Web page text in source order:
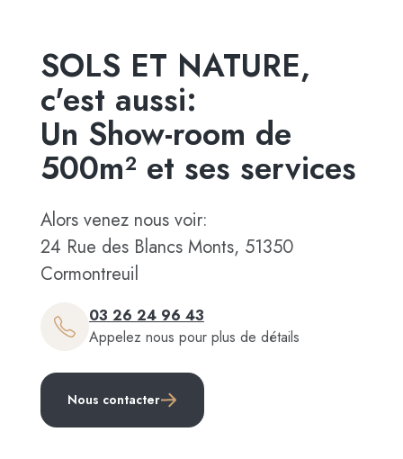
SOLS ET NATURE,
c'est aussi:
Un Show-room de
500m² et ses services
Alors venez nous voir:
24 Rue des Blancs Monts, 51350
Cormontreuil
03 26 24 96 43
Appelez nous pour plus de détails
Nous contacter